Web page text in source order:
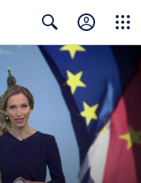
Search Close